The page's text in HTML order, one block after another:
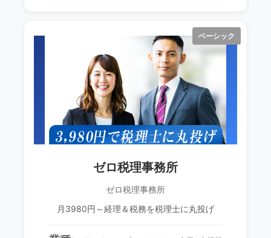
ベーシック
ゼロ税理事務所
ゼロ税理事務所
月3980円～経理＆税務を税理士に丸投げ